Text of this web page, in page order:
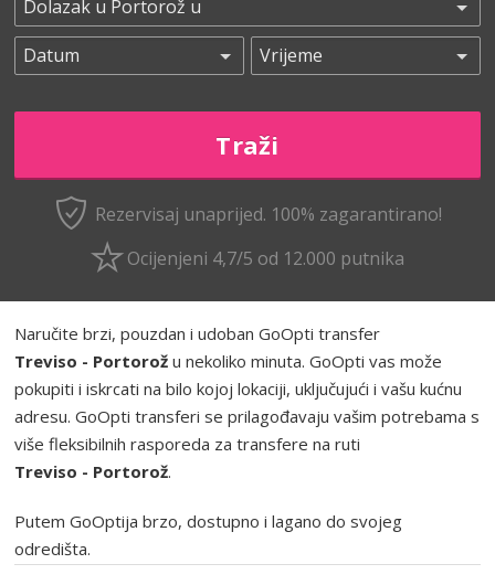
Rezervisaj unaprijed. 100% zagarantirano!
Ocijenjeni 4,7/5 od 12.000 putnika
Naručite brzi, pouzdan i udoban GoOpti transfer
Treviso - Portorož u nekoliko minuta. GoOpti vas može
pokupiti i iskrcati na bilo kojoj lokaciji, uključujući i vašu kućnu
adresu. GoOpti transferi se prilagođavaju vašim potrebama s
više fleksibilnih rasporeda za transfere na ruti
Treviso - Portorož.
Putem GoOptija brzo, dostupno i lagano do svojeg
odredišta.